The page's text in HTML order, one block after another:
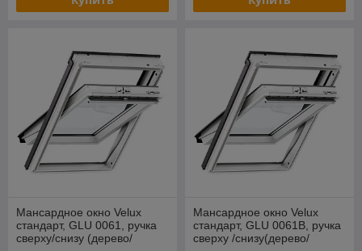
Мансардное окно Velux
стандарт, GLU 0061, ручка
сверху/снизу (дерево/
Мансардное окно Velux
стандарт, GLU 0061B, ручка
сверху /снизу(дерево/